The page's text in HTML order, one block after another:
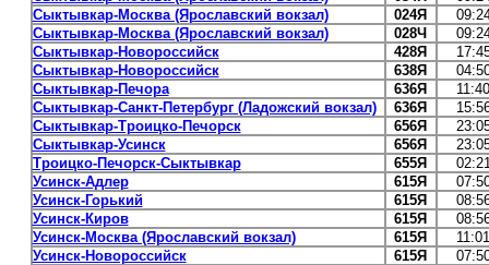
Сыктывкар-Москва (Ярославский вокзал)
024Я
Сыктывкар-Москва (Ярославский вокзал)
028Ч
Сыктывкар-Новороссийск
428Я
Сыктывкар-Новороссийск
638Я
Сыктывкар-Печора
636Я
11:40
Сыктывкар-Санкт-Петербург (Ладожский вокзал)
636Я
Сыктывкар-Троицко-Печорск
656Я
Сыктывкар-Усинск
656Я
Троицко-Печорск-Сыктывкар
655Я
Усинск-Адлер
615Я
Усинск-Горький
615Я
Усинск-Киров
615Я
Усинск-Москва (Ярославский вокзал)
615Я
11:01
Усинск-Новороссийск
615Я